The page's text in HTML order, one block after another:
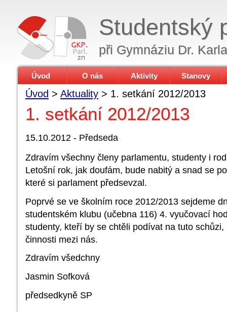
Studentský
při Gymnáziu Dr.
Úvod O nás Aktivity Stanovy
Úvod > Aktuality > 1. setkání 2012/2013
1. setkání 2012/2013
15.10.2012 - Předseda
Zdravím všechny členy parlamentu, studenty i
Letošní rok, jak doufám, bude nabitý a snad se
které si parlament předsevzal.
Poprvé se ve školním roce 2012/2013 sejdeme
studentském klubu (učebna 116) 4. vyučovací
studenty, kteří by se chtěli podívat na tuto
činnosti mezi nás.
Zdravím všedchny
Jasmin Sofková
předsedkyně SP